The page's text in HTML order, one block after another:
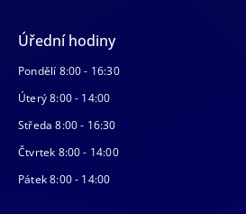
Úřední hodiny
Pondělí 8:00 - 16:30
Úterý 8:00 - 14:00
Středa 8:00 - 16:30
Čtvrtek 8:00 - 14:00
Pátek 8:00 - 14:00